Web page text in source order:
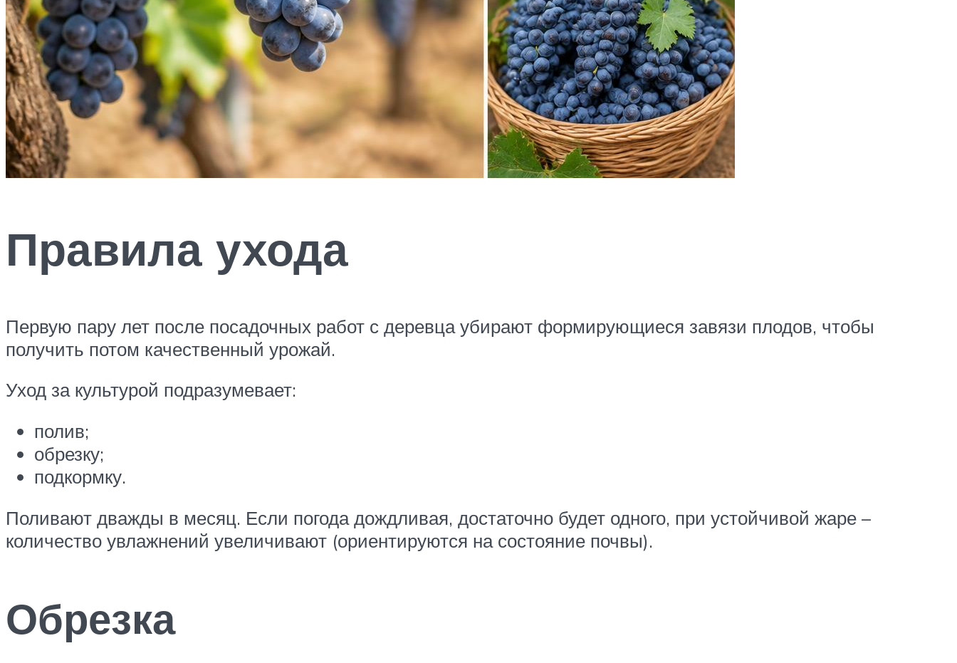
Правила ухода
Первую пару лет после посадочных работ с деревца убирают формирующиеся завязи плодов, чтобы
получить потом качественный урожай.
Уход за культурой подразумевает:
полив;
обрезку;
подкормку.
Поливают дважды в месяц. Если погода дождливая, достаточно будет одного, при устойчивой жаре –
количество увлажнений увеличивают (ориентируются на состояние почвы).
Обрезка